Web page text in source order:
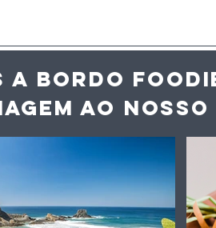
Entrevista:
abusos” de
A BORDO
AO NOS